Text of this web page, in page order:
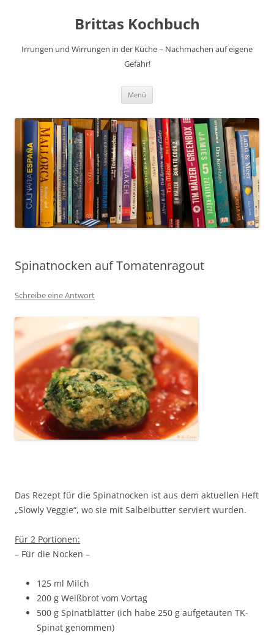
Brittas Kochbuch
Irrungen und Wirrungen in der Küche – Nachmachen auf eigene
Gefahr!
Menü
Spinatnocken auf Tomatenragout
Schreibe eine Antwort
Das Rezept für die Spinatnocken ist aus dem aktuellen Heft
„Slowly Veggie“, wo sie mit Salbeibutter serviert wurden.
Für 2 Portionen:
– Für die Nocken –
125 ml Milch
200 g Weißbrot vom Vortag
500 g Spinatblätter (ich habe 250 g aufgetauten TK-
Spinat genommen)